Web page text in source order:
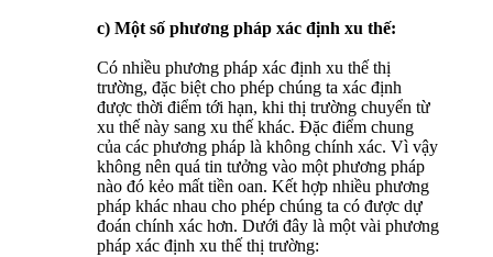
c) Một số phương pháp xác định xu thế:
Có nhiều phương pháp xác định xu thế thị
trường, đặc biệt cho phép chúng ta xác định
được thời điểm tới hạn, khi thị trường chuyển từ
xu thế này sang xu thế khác. Đặc điểm chung
của các phương pháp là không chính xác. Vì vậy
không nên quá tin tưởng vào một phương pháp
nào đó kẻo mất tiền oan. Kết hợp nhiều phương
pháp khác nhau cho phép chúng ta có được dự
đoán chính xác hơn. Dưới đây là một vài phương
pháp xác định xu thế thị trường: